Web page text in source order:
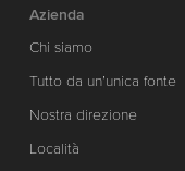
Azienda
Chi siamo
Tutto da un’unica fonte
Nostra direzione
Località